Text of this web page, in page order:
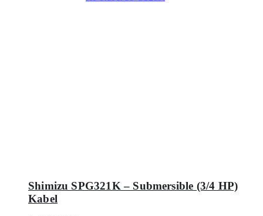
Shimizu SPG321K – Submersible (3/4 HP)
Kabel